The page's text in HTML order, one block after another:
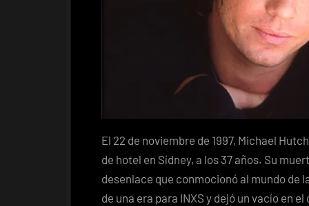
El 22 de noviembre de 1997, Michael
de hotel en Sídney, a los 37 años. Su
desenlace que conmocionó al mundo de
de una era para INXS y dejó un vacío en